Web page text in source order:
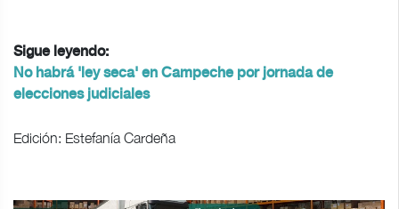
Sigue leyendo:
No habrá 'ley seca' en Campeche por jornada de
elecciones judiciales
Edición: Estefanía Cardeña